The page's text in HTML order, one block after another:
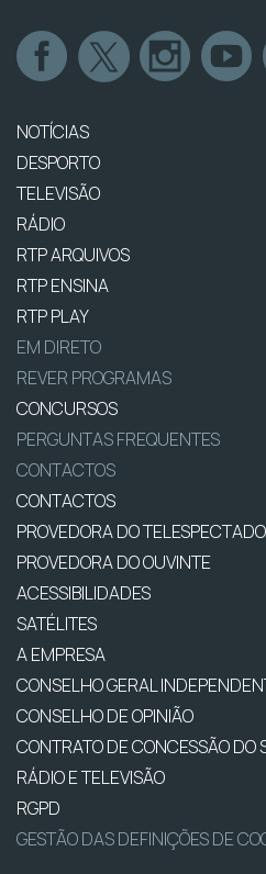
NOTÍCIAS
DESPORTO
TELEVISÃO
RÁDIO
RTP ARQUIVOS
RTP ENSINA
RTP PLAY
EM DIRETO
REVER PROGRAMAS
CONCURSOS
PERGUNTAS FREQUENTES
CONTACTOS
CONTACTOS
PROVEDORA DO
PROVEDORA DO OUVINTE
ACESSIBILIDADES
SATÉLITES
A EMPRESA
CONSELHO GERAL
CONSELHO DE OPINIÃO
CONTRATO DE CONCESSÃO DO
RÁDIO E TELEVISÃO
RGPD
GESTÃO DAS DEFINIÇÕES DE